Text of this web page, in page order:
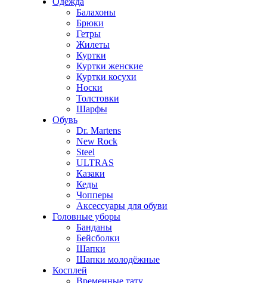
Балахоны
Брюки
Гетры
Жилеты
Куртки
Куртки женские
Куртки косухи
Носки
Толстовки
Шарфы
Обувь
Dr. Martens
New Rock
Steel
ULTRAS
Казаки
Кеды
Чопперы
Аксессуары для обуви
Головные уборы
Банданы
Бейсболки
Шапки
Шапки молодёжные
Косплей
Временные тату